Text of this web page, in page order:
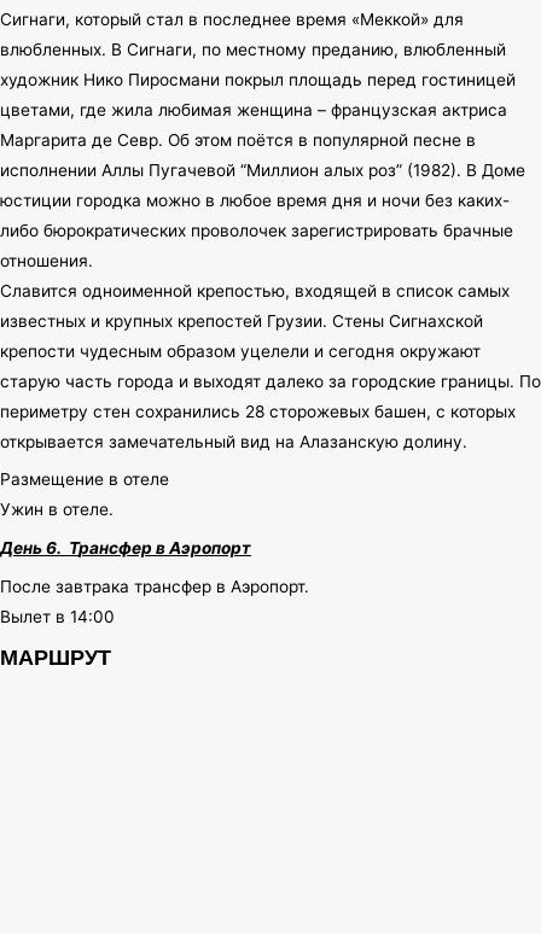
Сигнаги, который стал в последнее время «Меккой» для
влюбленных. В Сигнаги, по местному преданию, влюбленный
художник Нико Пиросмани покрыл площадь перед гостиницей
цветами, где жила любимая женщина – французская актриса
Маргарита де Севр. Об этом поётся в популярной песне в
исполнении Аллы Пугачевой “Миллион алых роз” (1982). В Доме
юстиции городка можно в любое время дня и ночи без каких-
либо бюрократических проволочек зарегистрировать брачные
отношения.
Славится одноименной крепостью, входящей в список самых
известных и крупных крепостей Грузии. Стены Сигнахской
крепости чудесным образом уцелели и сегодня окружают
старую часть города и выходят далеко за городские границы. По
периметру стен сохранились 28 сторожевых башен, с которых
открывается замечательный вид на Алазанскую долину.
Размещение в отеле
Ужин в отеле.
День 6. Трансфер в Аэропорт
После завтрака трансфер в Аэропорт.
Вылет в 14:00
МАРШРУТ